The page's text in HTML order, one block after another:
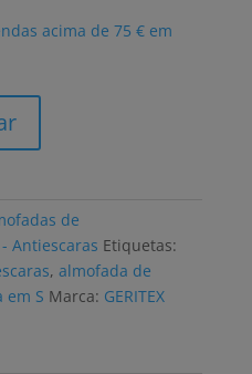
acima de 75 € em
de
Antiescaras Etiquetas:
, almofada de
em S Marca: GERITEX